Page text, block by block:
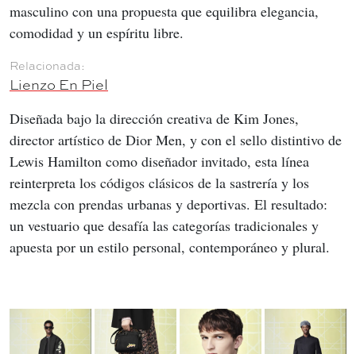
masculino con una propuesta que equilibra elegancia,
comodidad y un espíritu libre.
Lienzo En Piel
Diseñada bajo la dirección creativa de Kim Jones,
director artístico de Dior Men, y con el sello distintivo de
Lewis Hamilton como diseñador invitado, esta línea
reinterpreta los códigos clásicos de la sastrería y los
mezcla con prendas urbanas y deportivas. El resultado:
un vestuario que desafía las categorías tradicionales y
apuesta por un estilo personal, contemporáneo y plural.